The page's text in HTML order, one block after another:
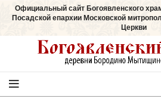
Официальный сайт Богоявленского
Посадской епархии Московской
Церкви